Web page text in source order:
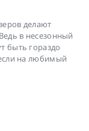
делают
в несезонный
быть гораздо
на любимый